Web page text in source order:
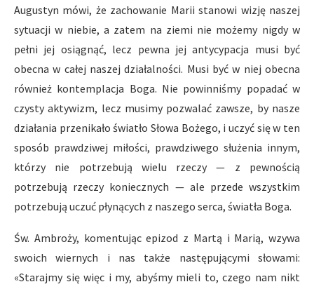
Augustyn mówi, że zachowanie Marii stanowi wizję naszej
sytuacji w niebie, a zatem na ziemi nie możemy nigdy w
pełni jej osiągnąć, lecz pewna jej antycypacja musi być
obecna w całej naszej działalności. Musi być w niej obecna
również kontemplacja Boga. Nie powinniśmy popadać w
czysty aktywizm, lecz musimy pozwalać zawsze, by nasze
działania przenikało światło Słowa Bożego, i uczyć się w ten
sposób prawdziwej miłości, prawdziwego służenia innym,
którzy nie potrzebują wielu rzeczy — z pewnością
potrzebują rzeczy koniecznych — ale przede wszystkim
potrzebują uczuć płynących z naszego serca, światła Boga.
Św. Ambroży, komentując epizod z Martą i Marią, wzywa
swoich wiernych i nas także następującymi słowami:
«Starajmy się więc i my, abyśmy mieli to, czego nam nikt